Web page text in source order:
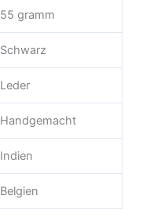
55 gramm
Schwarz
Leder
Handgemacht
Indien
Belgien